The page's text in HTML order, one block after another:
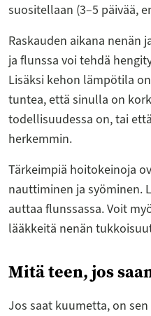
suositellaan (3–5 päivää,
Raskauden aikana nenän
ja flunssa voi tehdä
Lisäksi kehon lämpötila
tuntea, että sinulla on
todellisuudessa on, tai
herkemmin.
Tärkeimpiä hoitokeinoja
nauttiminen ja syöminen.
auttaa flunssassa. Voit
lääkkeitä nenän
Mitä teen, jos
Jos saat kuumetta, on